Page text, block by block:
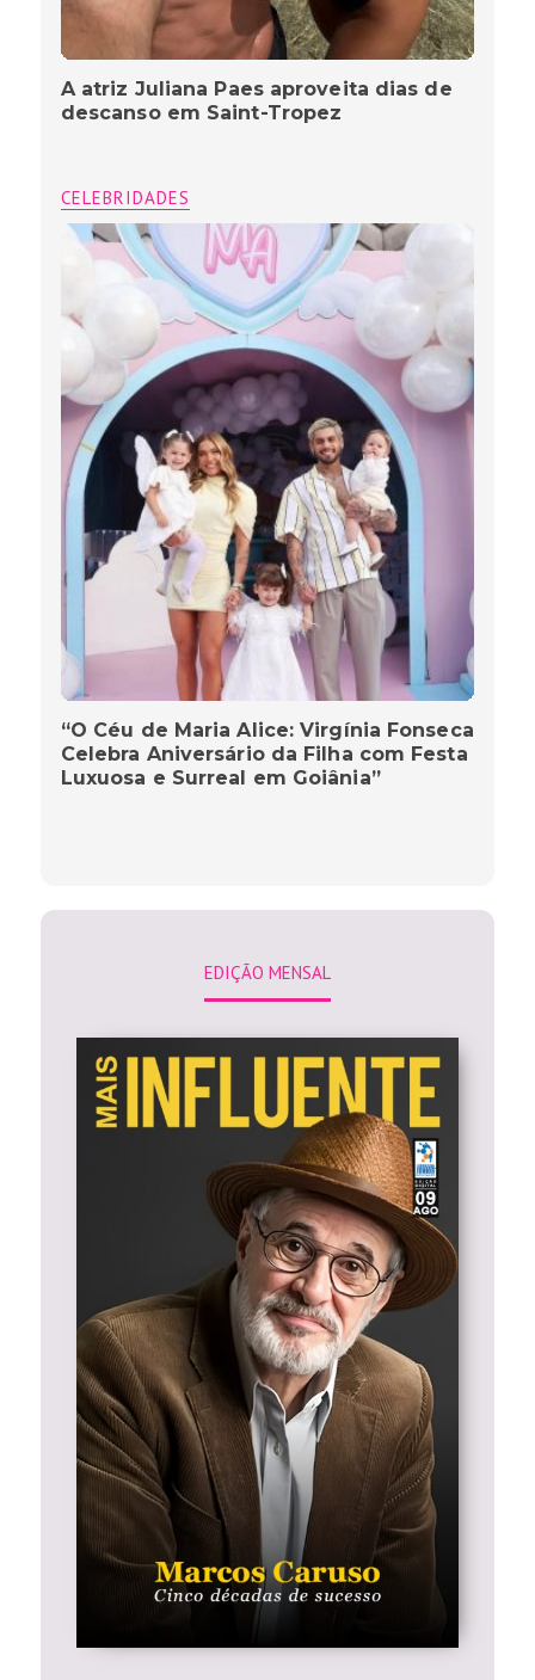
A atriz Juliana Paes aproveita dias de
descanso em Saint-Tropez
CELEBRIDADES
“O Céu de Maria Alice: Virgínia Fonseca
Celebra Aniversário da Filha com Festa
Luxuosa e Surreal em Goiânia”
EDIÇÃO MENSAL